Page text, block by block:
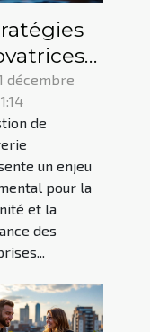
pour
la
de
en
décembre
de
un enjeu
pour la
et la
des